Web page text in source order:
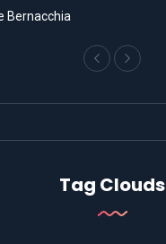
Bernacchia
Tag Clouds